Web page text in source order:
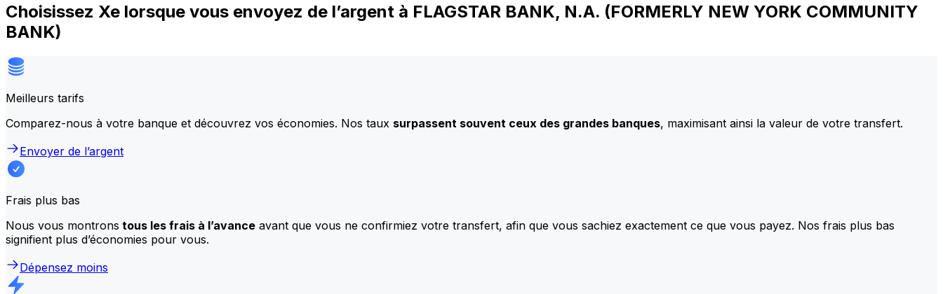
Choisissez Xe lorsque vous envoyez de l’argent à FLAGSTAR BANK, N.A. (FORMERLY NEW YORK COMMUNITY
BANK)
Meilleurs tarifs
Comparez-nous à votre banque et découvrez vos économies. Nos taux surpassent souvent ceux des grandes banques, maximisant ainsi la valeur de votre transfert.
Envoyer de l’argent
Frais plus bas
Nous vous montrons tous les frais à l’avance avant que vous ne confirmiez votre transfert, afin que vous sachiez exactement ce que vous payez. Nos frais plus bas
signifient plus d’économies pour vous.
Dépensez moins